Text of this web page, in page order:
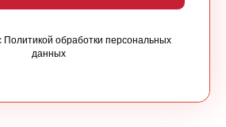
обработки персональных
данных